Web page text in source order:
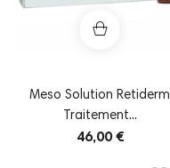
Meso Solution Retiderm
Traitement...
46,00 €